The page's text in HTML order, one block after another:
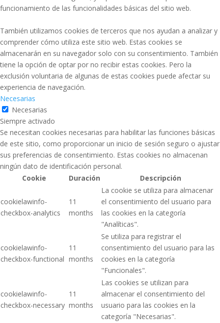
funcionamiento de las funcionalidades básicas del sitio web.
También utilizamos cookies de terceros que nos ayudan a analizar y
comprender cómo utiliza este sitio web. Estas cookies se
almacenarán en su navegador solo con su consentimiento. También
tiene la opción de optar por no recibir estas cookies. Pero la
exclusión voluntaria de algunas de estas cookies puede afectar su
experiencia de navegación.
Necesarias
Necesarias
Siempre activado
Se necesitan cookies necesarias para habilitar las funciones básicas
de este sitio, como proporcionar un inicio de sesión seguro o ajustar
sus preferencias de consentimiento. Estas cookies no almacenan
ningún dato de identificación personal.
Cookie
Duración Descripción
cookielawinfo-
checkbox-analytics
11
months
La cookie se utiliza para almacenar
el consentimiento del usuario para
las cookies en la categoría
"Analíticas".
cookielawinfo-
checkbox-functional
11
months
Se utiliza para registrar el
consentimiento del usuario para las
cookies en la categoría
"Funcionales".
cookielawinfo-
checkbox-necessary
11
months
Las cookies se utilizan para
almacenar el consentimiento del
usuario para las cookies en la
categoría "Necesarias".